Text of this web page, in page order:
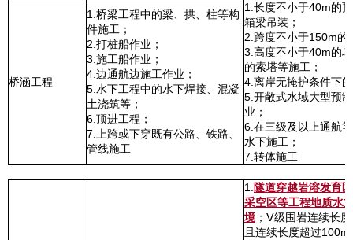
桥涵工程
1.桥梁工程中的梁、拱、柱等构
件施工；
2.打桩船作业；
3.施工船作业；
4.边通航边施工作业；
5.水下工程中的水下焊接、混凝
土浇筑等；
6.顶进工程；
7.上跨或下穿既有公路、铁路、
管线施工
1.长度不小于40m的
箱梁吊装；
2.跨度不小于150m的
3.高度不小于40m的
的索塔等施工；
4.离岸无掩护条件下
5.开敞式水域大型预
业；
6.在三级及以上通航
水下施工；
7.转体施工
1. 隧道穿越岩溶发育
采空区等工程地质水
境；Ⅴ级围岩连续长
且连续长度超过